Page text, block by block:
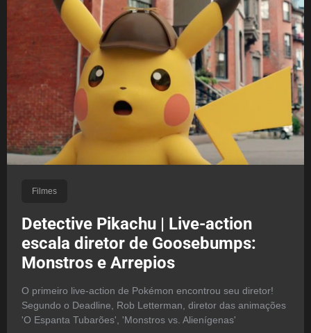
Filmes
Detective Pikachu | Live-action
escala diretor de Goosebumps:
Monstros e Arrepios
O primeiro live-action de Pokémon encontrou seu diretor!
Segundo o Deadline, Rob Letterman, diretor das animações
'O Espanta Tubarões', 'Monstros vs. Alienígenas'